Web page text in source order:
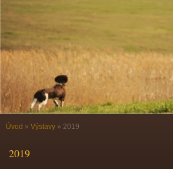
Úvod » Výstavy » 2019
2019